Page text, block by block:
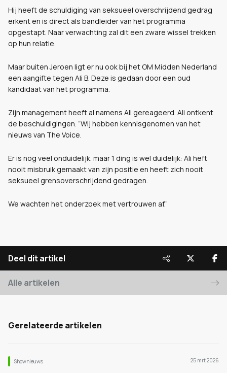
Hij heeft de schuldiging van seksueel overschrijdend gedrag
erkent en is direct als bandleider van het programma
opgestapt. Naar verwachting zal dit een zware wissel trekken
op hun relatie.
Maar buiten Jeroen ligt er nu ook bij het OM Midden Nederland
een aangifte tegen Ali B. Deze is gedaan door een oud
kandidaat van het programma.
Zijn management heeft al namens Ali gereageerd. Ali ontkent
de beschuldigingen. “Wij hebben kennisgenomen van het
nieuws van The Voice.
Er is nog veel onduidelijk. maar 1 ding is wel duidelijk: Ali heft
nooit misbruik gemaakt van zijn positie en heeft zich nooit
seksueel grensoverschrijdend gedragen.
We wachten het onderzoek met vertrouwen af.”
Deel dit artikel
Alle artikelen
Gerelateerde artikelen
Shownieuws 25 mrt 2026